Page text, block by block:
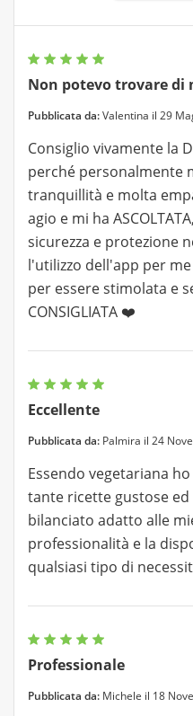
Non potevo trovare di
Pubblicata da:Valentina il 29
Consiglio vivamente la
perché personalmente
tranquillità e molta
agio e mi ha
sicurezza e protezione
l'utilizzo dell'app per
per essere stimolata e
CONSIGLIATA ❤️
Eccellente
Pubblicata da: Palmira il 24
Essendo vegetariana
tante ricette gustose
bilanciato adatto alle
professionalità e la
qualsiasi tipo di
Professionale
Pubblicata da: Michele il 18